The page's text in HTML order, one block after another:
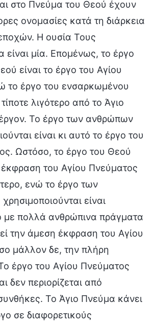
στο Πνεύμα του Θεού έχουν
ονομασίες κατά τη διάρκεια
Η ουσία Τους
είναι μία. Επομένως, το έργο
είναι το έργο του Αγίου
το έργο του ενσαρκωμένου
λιγότερο από το Άγιο
Το έργο των ανθρώπων
είναι κι αυτό το έργο του
Ωστόσο, το έργο του Θεού
έκφραση του Αγίου Πνεύματος
ενώ το έργο των
είναι
με πολλά ανθρώπινα πράγματα
την άμεση έκφραση του Αγίου
μάλλον δε, την πλήρη
έργο του Αγίου Πνεύματος
δεν περιορίζεται από
Το Άγιο Πνεύμα κάνει
σε διαφορετικούς